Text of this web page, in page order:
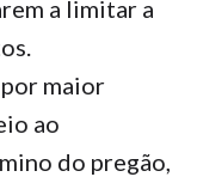
a limitar a
maior
ao
do pregão,